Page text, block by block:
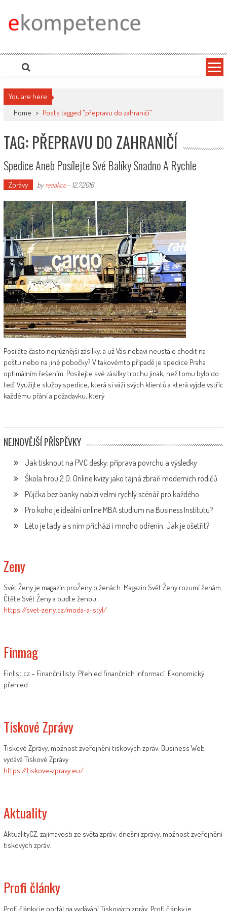
content
Ekompetence
portálech. Press Media. Kde vydat Tiskovou zprávu? Na portále eKompetence
You are here
Home > Posts tagged "přepravu do zahraničí"
TAG: PŘEPRAVU DO ZAHRANIČÍ
Spedice Aneb Posílejte Své Balíky Snadno A Rychle
Zprávy byredakce- 12.7.2016
Posíláte často nejrůznější zásilky, a už Vás nebaví neustále chodit na
poštu nebo na jiné pobočky? V takovémto případě je spedice Praha
optimálním řešením. Posílejte své zásilky trochu jinak, než tomu bylo do
teď. Využijte služby spedice, která si váží svých klientů a která vyjde vstříc
každému přání a požadavku, který
NEJNOVĚJŠÍ PŘÍSPĚVKY
Jak tisknout na PVC desky: příprava povrchu a výsledky
Škola hrou 2.0: Online kvízy jako tajná zbraň moderních rodičů
Půjčka bez banky nabízí velmi rychlý scénář pro každého
Pro koho je ideální online MBA studium na Business Institutu?
Léto je tady a s ním přichází i mnoho odřenin. Jak je ošetřit?
Zeny
Svět Ženy je magazín proŽeny o ženách. Magazín Svět Ženy rozumí ženám.
Čtěte Svět Ženy a buďte ženou.
https://svet-zeny.cz/moda-a-styl/
Finmag
Finlist.cz – Finanční listy. Přehled finančních informací. Ekonomický
přehled
Tiskové Zprávy
Tiskové Zprávy, možnost zveřejnění tiskových zpráv. Business Web
vydává Tiskové Zprávy
https://tiskove-zpravy.eu/
Aktuality
AktualityCZ, zajímavosti ze světa zpráv, dnešní zprávy, možnost zveřejnění
tiskových zpráv.
Profi články
Profi články je portál na vydávání Tiskových zpráv. Profi články je